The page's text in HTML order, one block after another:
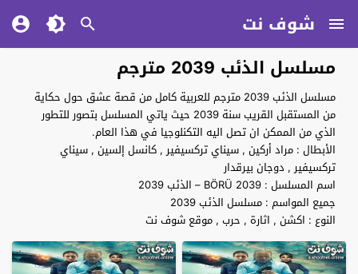
شوف نت
مسلسل الذئب 2039 مترجم
مسلسل الذئب 2039 مترجم للعربية كامل من قصة عشق حول حكاية
من المستقبل القريب سنة 2039 حيث ياتي المسلسل بتصور للتطور
الذي من الممكن ان تصل اليه التكنلوجيا في هذا العام.
الأبطال : مراد أركين , سيناي تركسيفير , كانسل إلسين , سيناي
تركسيفير , دوجان بيرقدار
اسم المسلسل : BÖRÜ 2039 – الذئب 2039
جميع المواسم : مسلسل الذئب 2039
النوع : اكشن , اثارة , حرب , موقع شوف نت